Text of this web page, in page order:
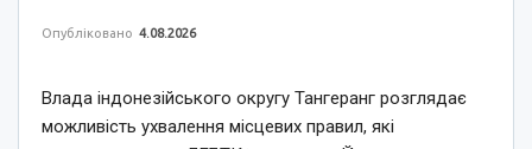
Опубліковано 4.08.2026
Влада індонезійського округу Тангеранг розглядає
можливість ухвалення місцевих правил, які